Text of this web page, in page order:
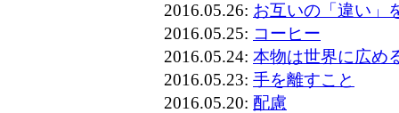
2016.05.26: お互いの「違い」
2016.05.25: コーヒー
2016.05.24: 本物は世界に広め
2016.05.23: 手を離すこと
2016.05.20: 配慮